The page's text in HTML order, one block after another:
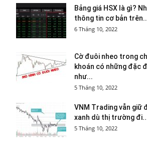
Bảng giá HSX là gì?
thông tin cơ bản
6 Tháng 10, 2022
Cờ đuôi nheo trong
khoán có những đặc
như...
5 Tháng 10, 2022
VNM Trading vẫn giữ
xanh dù thị trường
5 Tháng 10, 2022